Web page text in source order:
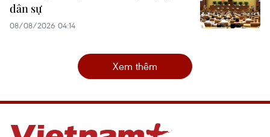
dân sự
08/08/2026 04:14
Xem thêm